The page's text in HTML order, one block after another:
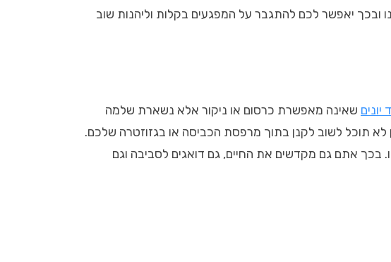
ובכך יאפשר לכם להתגבר על המפגעים בקלות וליהנות שוב
שאינה מאפשרת כרסום או ניקור אלא נשארת שלמה
לא תוכל לשוב לקנן בתוך מרפסת הכביסה או בגזוזטרה שלכם.
בכך אתם גם מקדשים את החיים, גם דואגים לסביבה וגם